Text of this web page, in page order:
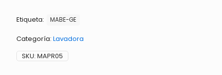
cantidad
Etiqueta: MABE-GE
Categoría: Lavadora
SKU: MAPR05